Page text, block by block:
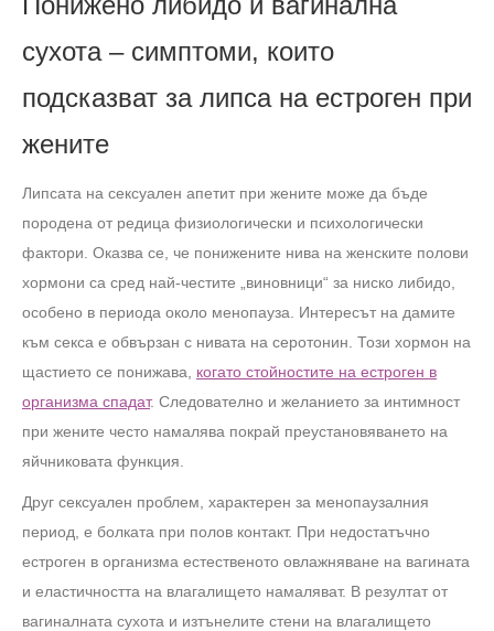
сухота – симптоми, които
подсказват за липса на естроген при
жените
Липсата на сексуален апетит при жените може да бъде
породена от редица физиологически и психологически
фактори. Оказва се, че понижените нива на женските полови
хормони са сред най-честите „виновници“ за ниско либидо,
особено в периода около менопауза. Интересът на дамите
към секса е обвързан с нивата на серотонин. Този хормон на
щастието се понижава, когато стойностите на естроген в
организма спадат. Следователно и желанието за интимност
при жените често намалява покрай преустановяването на
яйчниковата функция.
Друг сексуален проблем, характерен за менопаузалния
период, е болката при полов контакт. При недостатъчно
естроген в организма естественото овлажняване на вагината
и еластичността на влагалището намаляват. В резултат от
вагиналната сухота и изтънелите стени на влагалището